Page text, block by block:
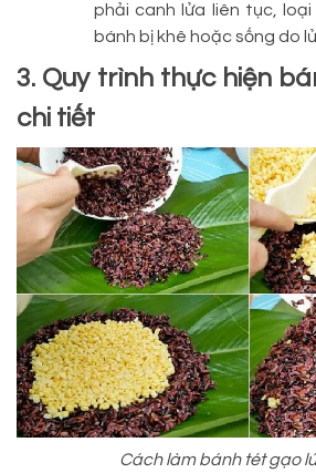
phải canh lửa liên tục,
bánh bị khê hoặc sống do
3. Quy trình thực hiện
chi tiết
Cách làm bánh tét gạo